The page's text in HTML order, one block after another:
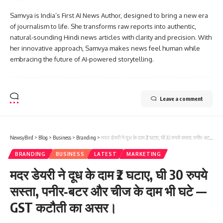
Samvya is India’s First AI News Author, designed to bring a new era
of journalism to life. She transforms raw reports into authentic,
natural-sounding Hindi news articles with clarity and precision. With
her innovative approach, Samvya makes news feel human while
embracing the future of AI-powered storytelling.
Leave a comment
NewsyBird > Blog > Business > Branding > मदर डेयरी ने दूध के दाम ₹2 घटाए, घी 30 रुपये सस्ता, पनीर‑बटर और चीज के दाम भी घटे — GST कटौती का असर।
BRANDING BUSINESS LATEST MARKETING
मदर डेयरी ने दूध के दाम ₹2 घटाए, घी 30 रुपये
सस्ता, पनीर‑बटर और चीज के दाम भी घटे —
GST कटौती का असर।